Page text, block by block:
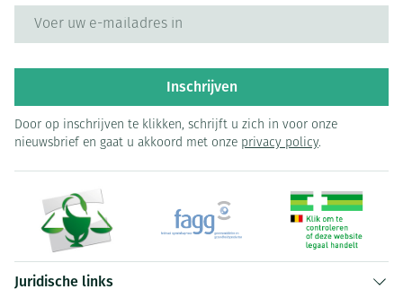
Inschrijven
Door op inschrijven te klikken, schrijft u zich in voor onze
nieuwsbrief en gaat u akkoord met onze privacy policy.
Juridische links